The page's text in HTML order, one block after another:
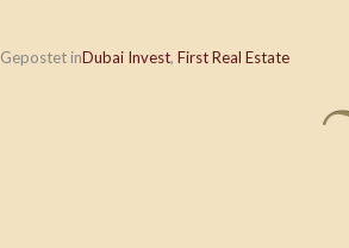
Gepostet inDubai Invest, First Real Estate